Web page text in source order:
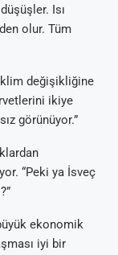
Isı
olur. Tüm
değişikliğine
ikiye
görünüyor.”
“Peki ya İsveç
ekonomik
iyi bir